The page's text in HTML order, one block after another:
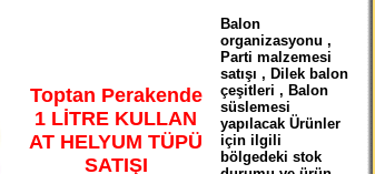
Toptan Perakende
1 LİTRE KULLAN
AT HELYUM TÜPÜ
SATIŞI
Balon
organizasyonu ,
Parti malzemesi
satışı , Dilek balon
çeşitleri , Balon
süslemesi
yapılacak Ürünler
için ilgili
bölgedeki stok